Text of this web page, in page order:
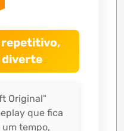
repetitivo,
Original"
que fica
tempo,